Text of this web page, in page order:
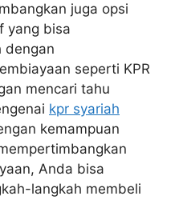
juga opsi
yang bisa
dengan
seperti KPR
mencari tahu
kpr syariah
kemampuan
Anda bisa
langkah membeli